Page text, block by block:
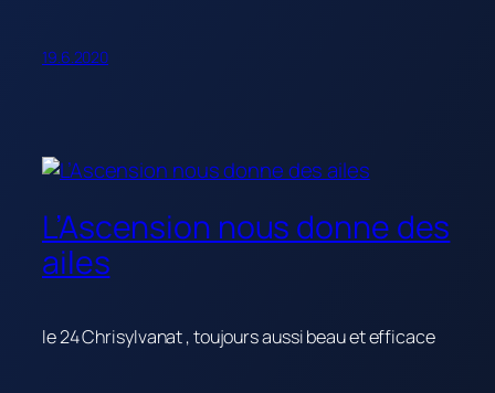
19.6.2020
L’Ascension nous donne des
ailes
le 24 Chrisylvanat , toujours aussi beau et efficace